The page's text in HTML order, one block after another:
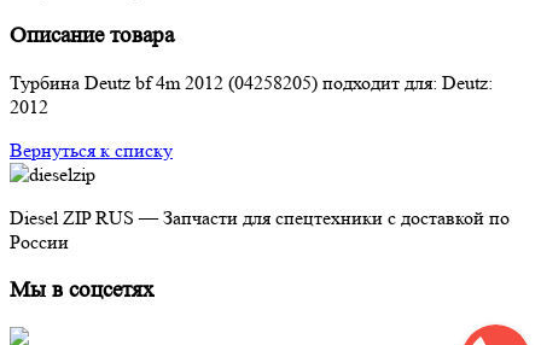
Описание товара
Турбина Deutz bf 4m 2012 (04258205) подходит для: Deutz:
2012
Вернуться к списку
Diesel ZIP RUS — Запчасти для спецтехники с доставкой по
России
Мы в соцсетях